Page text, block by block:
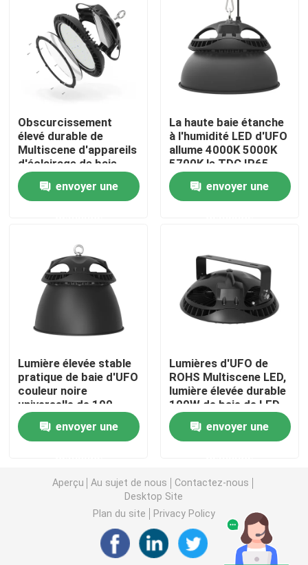
Visite d'usine
Contrôle de qualité
Demandez une citation
Lumières de cour de sport de LED
Lumière d'inondation extérieure de LED
Lumière d'inondation de DMX
Projecteurs de court de tennis
Réverbères extérieurs de LED
Lumières extérieures de tache de LED
lumière élevée de baie d'UFO
Lumières élevées linéaires de baie de LED
Obscurcissement
élevé durable de
Multiscene d'appareils
d'éclairage de baie
d'UFO 150LM/W
envoyer une
La haute baie étanche
à l'humidité LED d'UFO
allume 4000K 5000K
5700K le TDC IP65
envoyer une
Lumière élevée stable
pratique de baie d'UFO
couleur noire
universelle de 100
watts
envoyer une
Lumières d'UFO de
ROHS Multiscene LED,
lumière élevée durable
100W de baie de LED
envoyer une
Aperçu Au sujet de nous
Contactez-nous
Desktop Site
Plan du site
Privacy Policy